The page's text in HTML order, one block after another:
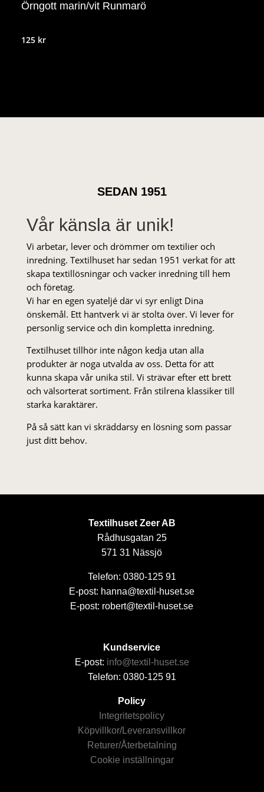
Örngott marin/vit Runmarö
125 kr
SEDAN 1951
Vår känsla är unik!
Vi arbetar, lever och drömmer om textilier och
inredning. Textilhuset har sedan 1951 verkat för att
skapa textillösningar och vacker inredning till hem
och företag.
Vi har en egen syateljé där vi syr enligt Dina
önskemål. Ett hantverk vi är stolta över. Vi lever för
personlig service och din kompletta inredning.
Textilhuset tillhör inte någon kedja utan alla
produkter är noga utvalda av oss. Detta för att
kunna skapa vår unika stil. Vi strä­var efter ett brett
och välsorterat sor­ti­ment. Från stil­rena klas­siker till
starka karaktärer.
På så sätt kan vi skräddarsy en lösning som passar
just ditt behov.
Textilhuset Zeer AB
Rådhusgatan 25
571 31 Nässjö
Telefon: 0380-125 91
E-post: hanna@textil-huset.se
E-post: robert@textil-huset.se
Kundservice
E-post: info@textil-huset.se
Telefon: 0380-125 91
Policy
Integritetspolicy
Köpvillkor/Leveransvillkor
Returer/Återbetalning
Cookie inställningar